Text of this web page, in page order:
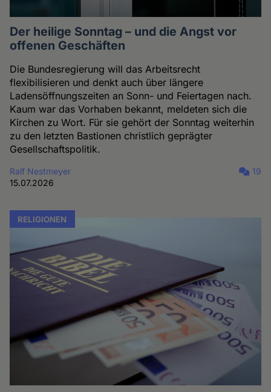
Der heilige Sonntag – und die Angst vor
offenen Geschäften
Die Bundesregierung will das Arbeitsrecht
flexibilisieren und denkt auch über längere
Ladensöffnungszeiten an Sonn- und Feiertagen nach.
Kaum war das Vorhaben bekannt, meldeten sich die
Kirchen zu Wort. Für sie gehört der Sonntag weiterhin
zu den letzten Bastionen christlich geprägter
Gesellschaftspolitik.
Ralf Nestmeyer
15.07.2026
19
RELIGIONEN